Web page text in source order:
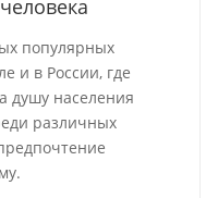
популярных
и в России, где
душу населения
различных